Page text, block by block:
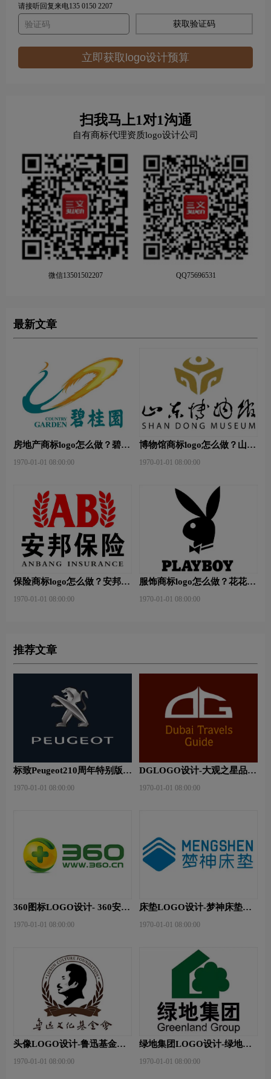
请接听回复来电135 0150 2207
获取验证码
立即获取logo设计预算
扫我马上1对1沟通
自有商标代理资质logo设计公司
微信13501502207 QQ75696531
最新文章
房地产商标logo怎么做？碧桂
1970-01-01 08:00:00
博物馆商标logo怎么做？山东
logo设计
1970-01-01 08:00:00
保险商标logo怎么做？安邦保
1970-01-01 08:00:00
服饰商标logo怎么做？花花公
1970-01-01 08:00:00
推荐文章
标致Peugeot210周年特别版新
1970-01-01 08:00:00
DGLOGO设计-大观之星品牌
1970-01-01 08:00:00
360图标LOGO设计- 360安全
1970-01-01 08:00:00
床垫LOGO设计-梦神床垫品
1970-01-01 08:00:00
头像LOGO设计-鲁迅基金会
1970-01-01 08:00:00
绿地集团LOGO设计-绿地集
1970-01-01 08:00:00